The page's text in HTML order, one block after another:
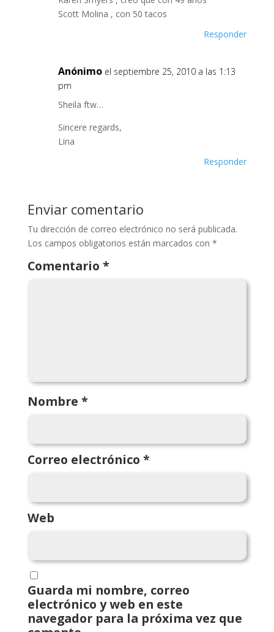
Scott Molina , con 50 tacos
Responder
Anónimo el septiembre 25, 2010 a las 1:13
pm
Sheila ftw…
Sincere regards,
Lina
Responder
Enviar comentario
Tu dirección de correo electrónico no será publicada.
Los campos obligatorios están marcados con *
Comentario *
Nombre *
Correo electrónico *
Web
Guarda mi nombre, correo
electrónico y web en este
navegador para la próxima vez que